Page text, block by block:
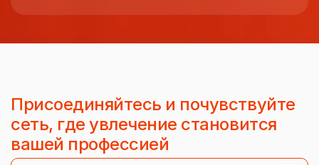
Присоединяйтесь и почувствуйте
сеть, где увлечение становится
вашей профессией